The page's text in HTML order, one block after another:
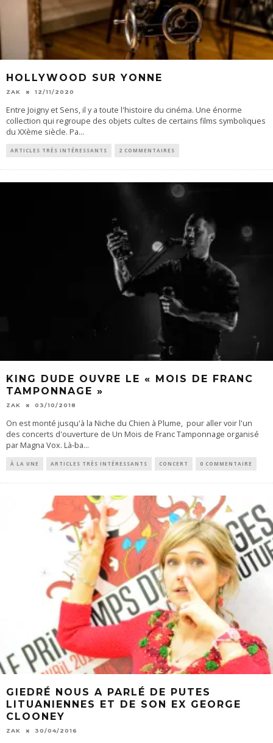
HOLLYWOOD SUR YONNE
ZAK 12/11/2020
Entre Joigny et Sens, il y a toute l'histoire du cinéma. Une énorme
collection qui regroupe des objets cultes de certains films symboliques
du XXème siècle. Pa...
ARTICLES TRÈS INTÉRESSANTS 2 COMMENTAIRES
KING DUDE OUVRE LE « MOIS DE FRANC
TAMPONNAGE »
ZAK 03/10/2018
On est monté jusqu'à la Niche du Chien à Plume, pour aller voir l'un
des concerts d'ouverture de Un Mois de Franc Tamponnage organisé
par Magna Vox. Là-ba...
À LA UNE ARTICLES TRÈS INTÉRESSANTS CONCERT 0 COMMENTAIRE
GIEDRÉ NOUS A PARLÉ DE PUTES
LITUANIENNES ET DE SON EX GEORGE
CLOONEY
ZAK 30/04/2016